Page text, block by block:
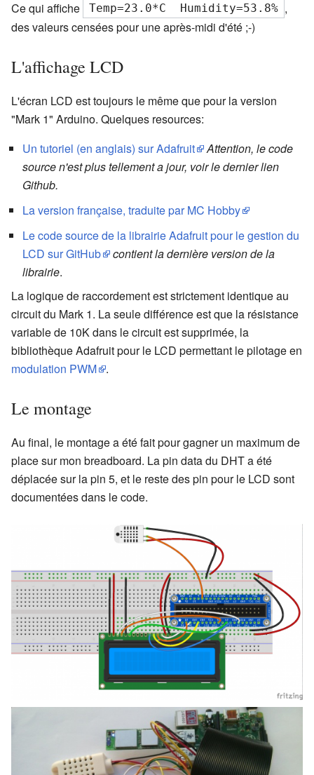
Ce qui affiche Temp=23.0*C  Humidity=53.8% ,
des valeurs censées pour une après-midi d'été ;-)
L'affichage LCD
L'écran LCD est toujours le même que pour la version
"Mark 1" Arduino. Quelques resources:
Un tutoriel (en anglais) sur Adafruit
Attention, le code
source n'est plus tellement a jour, voir le dernier lien
Github.
La version française, traduite par MC Hobby
Le code source de la librairie Adafruit pour le gestion du
LCD sur GitHub
contient la dernière version de la
librairie.
La logique de raccordement est strictement identique au
circuit du Mark 1. La seule différence est que la résistance
variable de 10K dans le circuit est supprimée, la
bibliothèque Adafruit pour le LCD permettant le pilotage en
modulation PWM
.
Le montage
Au final, le montage a été fait pour gagner un maximum de
place sur mon breadboard. La pin data du DHT a été
déplacée sur la pin 5, et le reste des pin pour le LCD sont
documentées dans le code.